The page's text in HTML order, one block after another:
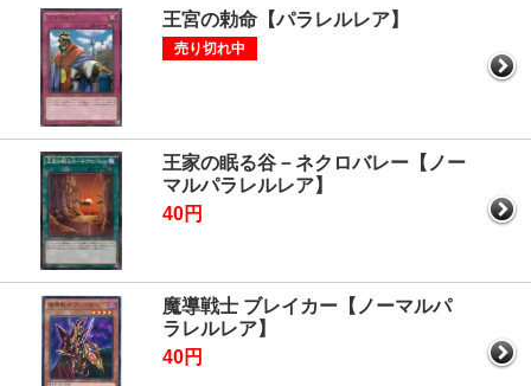
王宮の勅命【パラレルレア】
売り切れ中
王家の眠る谷－ネクロバレー【ノー
マルパラレルレア】
40円
魔導戦士 ブレイカー【ノーマルパ
ラレルレア】
40円